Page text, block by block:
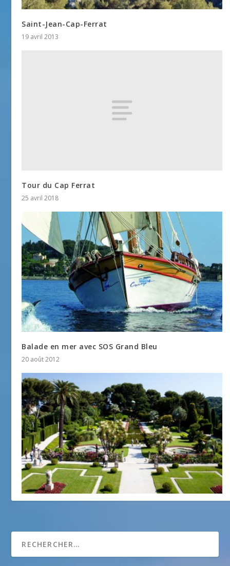
Saint-Jean-Cap-Ferrat
19 avril 2013
Tour du Cap Ferrat
25 avril 2018
Balade en mer avec SOS Grand Bleu
20 août 2012